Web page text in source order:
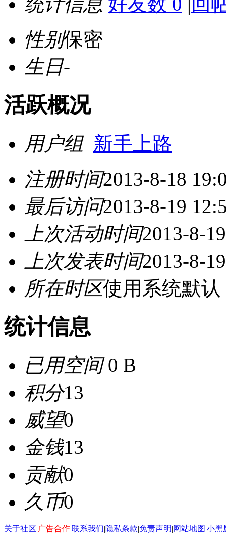
性别保密
生日-
活跃概况
用户组 新手上路
注册时间2013-8-18
最后访问2013-8-19
上次活动时间2013-8-
上次发表时间2013-8-
所在时区使用系统默认
统计信息
已用空间0 B
积分13
威望0
金钱13
贡献0
久币0
关于社区|广告合作|联系我们|隐私条款|免责声明|网站地图|小黑